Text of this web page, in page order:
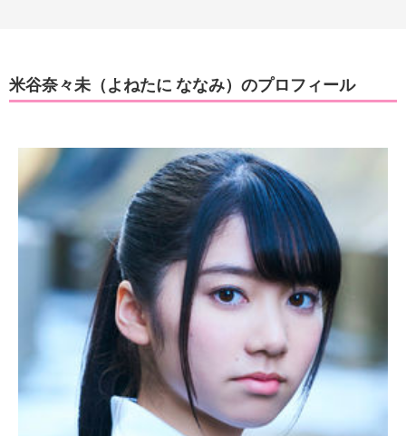
米谷奈々未（よねたに ななみ）のプロフィール